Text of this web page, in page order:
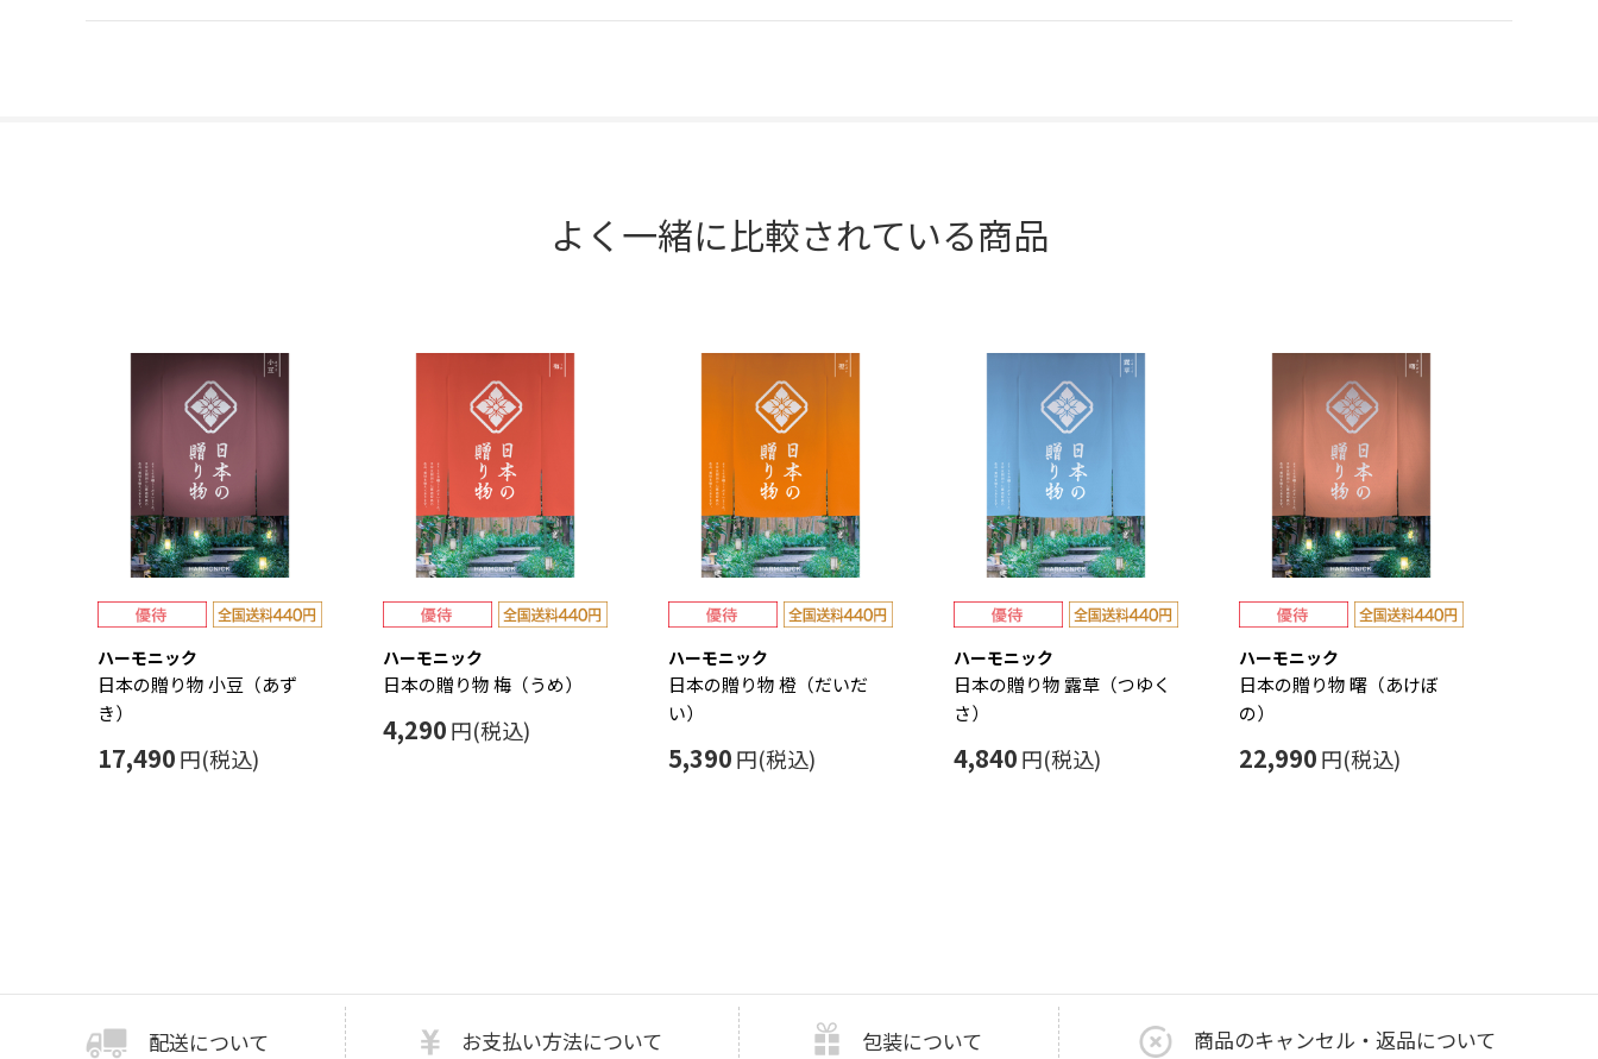
よく一緒に比較されている商品
ハーモニック
日本の贈り物 小豆（あず
き）
17,490円(税込)
ハーモニック
日本の贈り物 梅（うめ）
4,290円(税込)
ハーモニック
日本の贈り物 橙（だいだ
い）
5,390円(税込)
ハーモニック
日本の贈り物 露草（つゆく
さ）
4,840円(税込)
ハーモニック
日本の贈り物 曙（あけぼ
の）
22,990円(税込)
配送について お支払い方法について 包装について 商品のキャンセル・返品について